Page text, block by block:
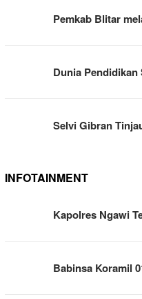
Pemkab Blitar
Dunia
Selvi Gibran
INFOTAINMENT
Kapolres Ngawi
Babinsa Koramil